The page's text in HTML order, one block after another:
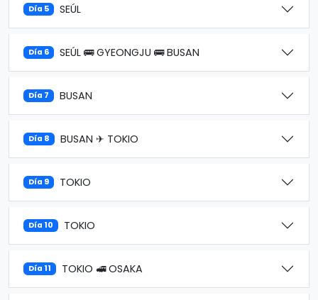
Día 5 SEÚL
Día 6 SEÚL 🚌 GYEONGJU 🚌 BUSAN
Día 7 BUSAN
Día 8 BUSAN ✈ TOKIO
Día 9 TOKIO
Día 10 TOKIO
Día 11 TOKIO 🚅 OSAKA